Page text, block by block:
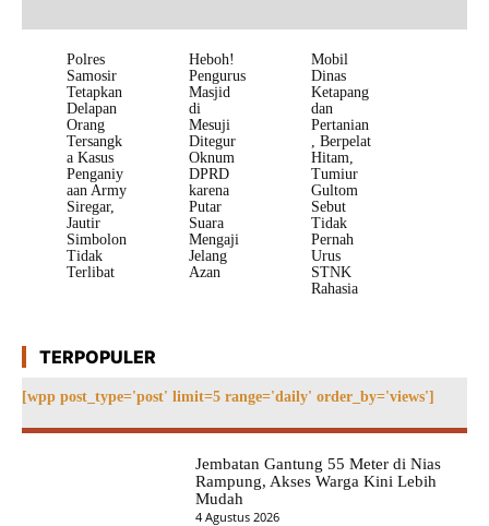
Polres
Samosir
Tetapkan
Delapan
Orang
Tersangk
a Kasus
Penganiy
aan Army
Siregar,
Jautir
Simbolon
Tidak
Terlibat
Heboh!
Pengurus
Masjid
di
Mesuji
Ditegur
Oknum
DPRD
karena
Putar
Suara
Mengaji
Jelang
Azan
Mobil
Dinas
Ketapang
dan
Pertanian
, Berpelat
Hitam,
Tumiur
Gultom
Sebut
Tidak
Pernah
Urus
STNK
Rahasia
TERPOPULER
[wpp post_type='post' limit=5 range='daily' order_by='views']
Jembatan Gantung 55 Meter di Nias
Rampung, Akses Warga Kini Lebih
Mudah
4 Agustus 2026